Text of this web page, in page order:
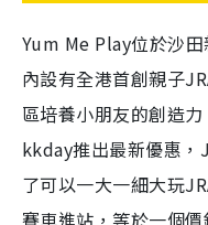
Yum Me Play位於沙
內設有全港首創親子
區培養小朋友的創造
kkday推出最新優惠，
了可以一大一細大玩